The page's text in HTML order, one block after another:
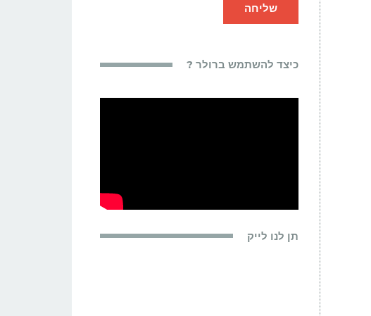
שליחה
כיצד להשתמש ברולר ?
תן לנו לייק